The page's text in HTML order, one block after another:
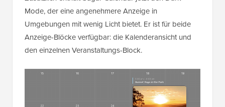
Mode, der eine angenehmere Anzeige in
Umgebungen mit wenig Licht bietet. Er ist für beide
Anzeige-Blöcke verfügbar: die Kalenderansicht und
den einzelnen Veranstaltungs-Block.